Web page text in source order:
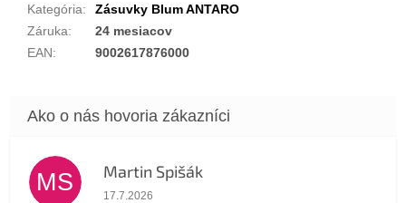
Kategória:
Zásuvky Blum ANTARO
Záruka:
24 mesiacov
EAN: 9002617876000
MS Martin Spišák
Hodnotenie obchodu je 5 z 5 hviezdičiek.
17.7.2026